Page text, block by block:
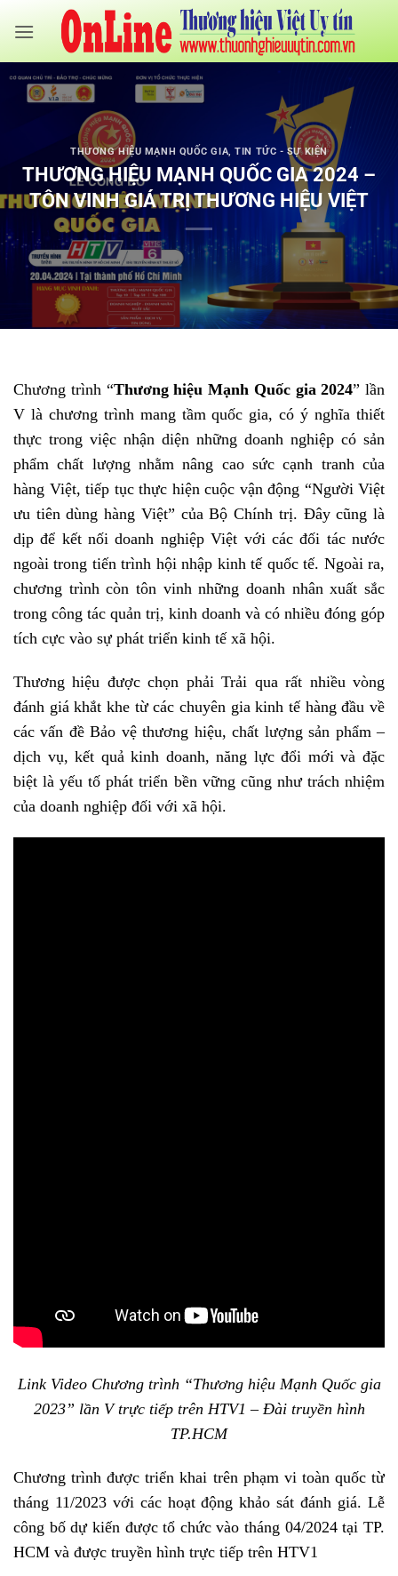
qua
dung
THƯƠNG HIỆU MẠNH QUỐC GIA,TIN TỨC - SỰ KIỆN
THƯƠNG HIỆU MẠNH QUỐC GIA 2024 –
TÔN VINH GIÁ TRỊ THƯƠNG HIỆU VIỆT
Chương trình “Thương hiệu Mạnh Quốc gia 2024” lần
V là chương trình mang tầm quốc gia, có ý nghĩa thiết
thực trong việc nhận diện những doanh nghiệp có sản
phẩm chất lượng nhằm nâng cao sức cạnh tranh của
hàng Việt, tiếp tục thực hiện cuộc vận động “Người Việt
ưu tiên dùng hàng Việt” của Bộ Chính trị. Đây cũng là
dịp để kết nối doanh nghiệp Việt với các đối tác nước
ngoài trong tiến trình hội nhập kinh tế quốc tế. Ngoài ra,
chương trình còn tôn vinh những doanh nhân xuất sắc
trong công tác quản trị, kinh doanh và có nhiều đóng góp
tích cực vào sự phát triển kinh tế xã hội.
Thương hiệu được chọn phải Trải qua rất nhiều vòng
đánh giá khắt khe từ các chuyên gia kinh tế hàng đầu về
các vấn đề Bảo vệ thương hiệu, chất lượng sản phẩm –
dịch vụ, kết quả kinh doanh, năng lực đổi mới và đặc
biệt là yếu tố phát triển bền vững cũng như trách nhiệm
của doanh nghiệp đối với xã hội.
Link Video Chương trình “Thương hiệu Mạnh Quốc gia
2023” lần V trực tiếp trên HTV1 – Đài truyền hình
TP.HCM
Chương trình được triển khai trên phạm vi toàn quốc từ
tháng 11/2023 với các hoạt động khảo sát đánh giá. Lễ
công bố dự kiến được tổ chức vào tháng 04/2024 tại TP.
HCM và được truyền hình trực tiếp trên HTV1